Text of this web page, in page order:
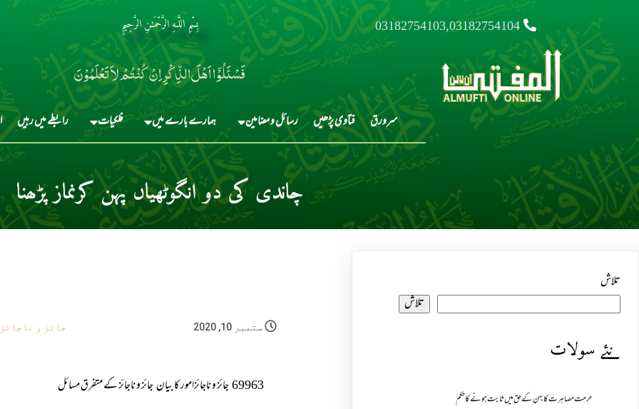
03182754103,03182754104 بِسْمِ اللَّـهِ الرَّحْمَـٰنِ الرَّحِيمِ
فَسْئَلُوْٓا اَہْلَ الذِّکْرِ اِنْ کُنْتُمْ لاَ تَعْلَمُوْنَ
سرورق فتاوی پڑھیں رسائل و مضامین ہمارے بارے میں فلکیات رابطے میں رہیں
چاندی کی دو انگوٹھیاں پہن کرنماز پڑھنا
ستمبر 10, 2020 جائز و
69963جائز و ناجائزامور کا بیان جائز و ناجائز کے متفرق مسائل
تلاش
تلاش
نئے سولات
حرمت مصاہرت کا بہن کے حق میں ثابت ہونے کا حکم